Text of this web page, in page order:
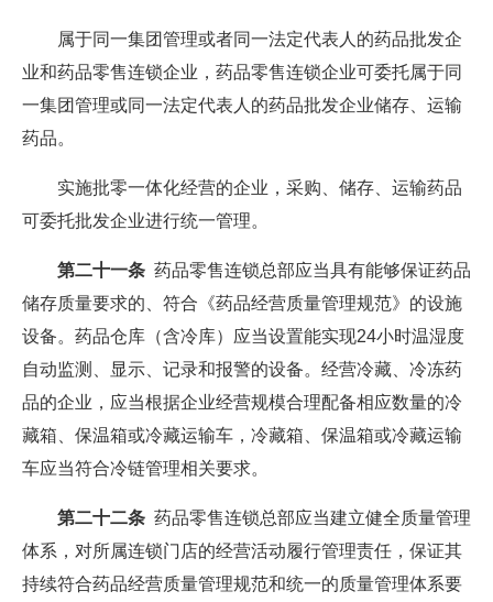
属于同一集团管理或者同一法定代表人的药品批发企
业和药品零售连锁企业，药品零售连锁企业可委托属于同
一集团管理或同一法定代表人的药品批发企业储存、运输
药品。
实施批零一体化经营的企业，采购、储存、运输药品
可委托批发企业进行统一管理。
第二十一条 药品零售连锁总部应当具有能够保证药品
储存质量要求的、符合《药品经营质量管理规范》的设施
设备。药品仓库（含冷库）应当设置能实现24小时温湿度
自动监测、显示、记录和报警的设备。经营冷藏、冷冻药
品的企业，应当根据企业经营规模合理配备相应数量的冷
藏箱、保温箱或冷藏运输车，冷藏箱、保温箱或冷藏运输
车应当符合冷链管理相关要求。
第二十二条 药品零售连锁总部应当建立健全质量管理
体系，对所属连锁门店的经营活动履行管理责任，保证其
持续符合药品经营质量管理规范和统一的质量管理体系要